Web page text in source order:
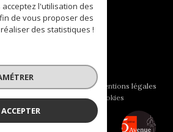
AVENUE IMMOBILIER
Nos partenaires
Mentions légales
Politique RGPD Cookies
par :
l'utilisation des
de vous proposer des
des statistiques !